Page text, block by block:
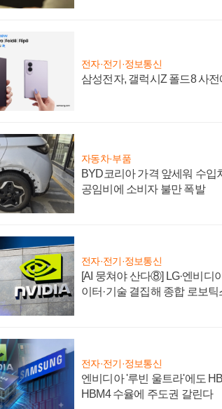
전자·전기·정보통신
삼성전자, 갤럭시Z 폴드8 사
자동차·부품
BYD코리아 가격 앞세워 수입
공임비에 소비자 불만 폭발
전자·전기·정보통신
[AI 뭉쳐야 산다⑧] LG·엔비디
이터·기술 결집해 종합 로보
전자·전기·정보통신
엔비디아 '루빈 울트라'에도
HBM4 수율에 주도권 갈린다